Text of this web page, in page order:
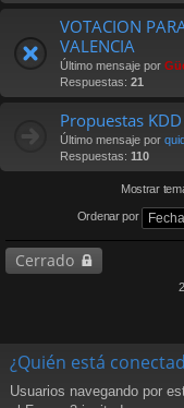
VOTACION
VALENCIA
Último mensaje por
Respuestas: 21
Propuestas
Último mensaje por
Respuestas: 110
Mostrar
Ordenar por
Cerrado
¿Quién está
Usuarios navegando por